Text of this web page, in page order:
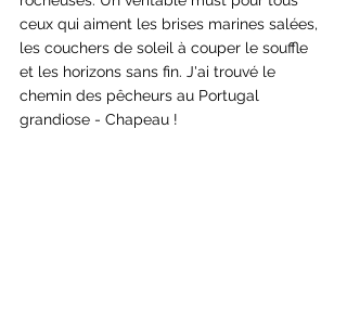
ceux qui aiment les brises marines salées,
les couchers de soleil à couper le souffle
et les horizons sans fin. J'ai trouvé le
chemin des pêcheurs au Portugal
grandiose - Chapeau !